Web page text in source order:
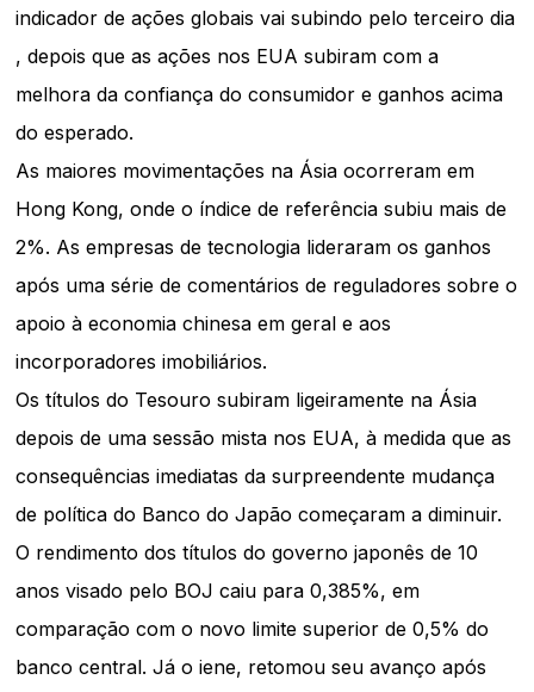
indicador de ações globais vai subindo pelo terceiro dia
, depois que as ações nos EUA subiram com a
melhora da confiança do consumidor e ganhos acima
do esperado.
As maiores movimentações na Ásia ocorreram em
Hong Kong, onde o índice de referência subiu mais de
2%. As empresas de tecnologia lideraram os ganhos
após uma série de comentários de reguladores sobre o
apoio à economia chinesa em geral e aos
incorporadores imobiliários.
Os títulos do Tesouro subiram ligeiramente na Ásia
depois de uma sessão mista nos EUA, à medida que as
consequências imediatas da surpreendente mudança
de política do Banco do Japão começaram a diminuir.
O rendimento dos títulos do governo japonês de 10
anos visado pelo BOJ caiu para 0,385%, em
comparação com o novo limite superior de 0,5% do
banco central. Já o iene, retomou seu avanço após